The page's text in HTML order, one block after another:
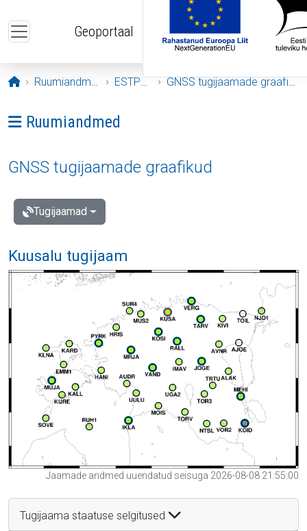
Geoportaal
Avaleht
Ruumiandmed ESTPOS GNSS tugijaamade graafikud
Ava menüü: Ruumiandmed
Ruumiandmed
GNSS tugijaamade graafikud
Tugijaamad
Kuusalu tugijaam
Jaamade andmed uuendatud seisuga 2026-08-08 21:55:00
Tugijaama staatuse selgitused